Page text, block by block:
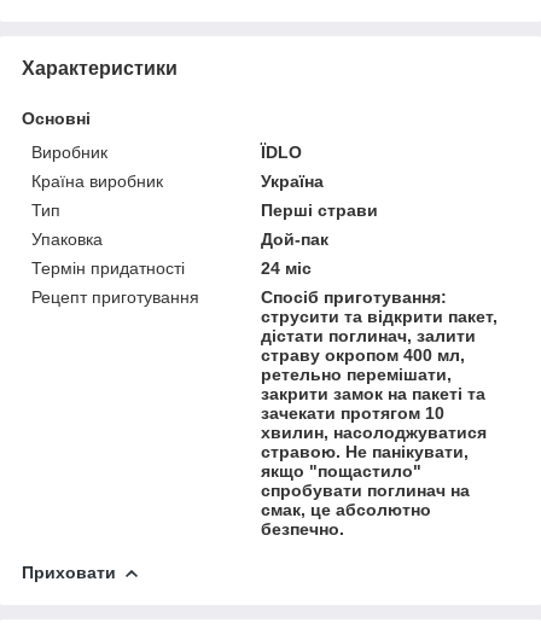
Характеристики
Основні
Виробник
ЇDLO
Країна виробник
Україна
Тип
Перші страви
Упаковка
Дой-пак
Термін придатності
24 міс
Рецепт приготування
Спосіб приготування:
струсити та відкрити пакет,
дістати поглинач, залити
страву окропом 400 мл,
ретельно перемішати,
закрити замок на пакеті та
зачекати протягом 10
хвилин, насолоджуватися
стравою. Не панікувати,
якщо "пощастило"
спробувати поглинач на
смак, це абсолютно
безпечно.
Приховати